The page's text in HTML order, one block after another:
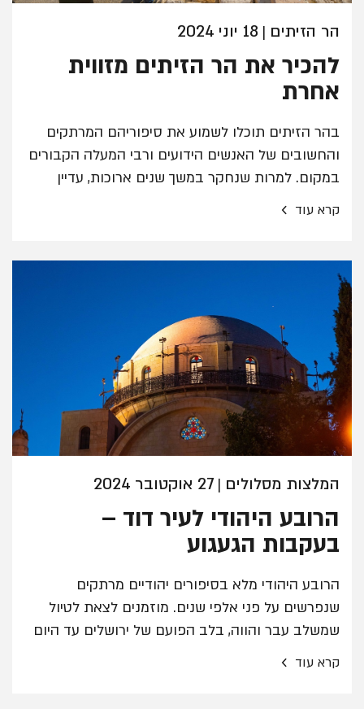
הר הזיתים | 18 יוני 2024
להכיר את הר הזיתים מזווית
אחרת
בהר הזיתים תוכלו לשמוע את סיפוריהם המרתקים
והחשובים של האנשים הידועים ורבי המעלה הקבורים
במקום. למרות שנחקר במשך שנים ארוכות, עדיין
קרא עוד ›
המלצות מסלולים |27 אוקטובר 2024
הרובע היהודי לעיר דוד –
בעקבות הגעגוע
הרובע היהודי מלא בסיפורים יהודיים מרתקים
שנפרשים על פני אלפי שנים. מוזמנים לצאת לטיול
שמשלב עבר והווה, בלב הפועם של ירושלים עד היום
קרא עוד ›